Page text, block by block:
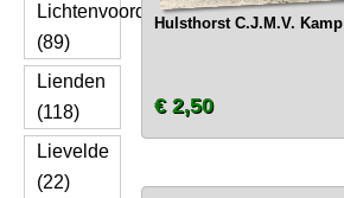
Lichtenvoorde
(89)
Lienden
(118)
Lievelde
(22)
Hulsthorst C.J.M.V. Kamp
€ 2,50